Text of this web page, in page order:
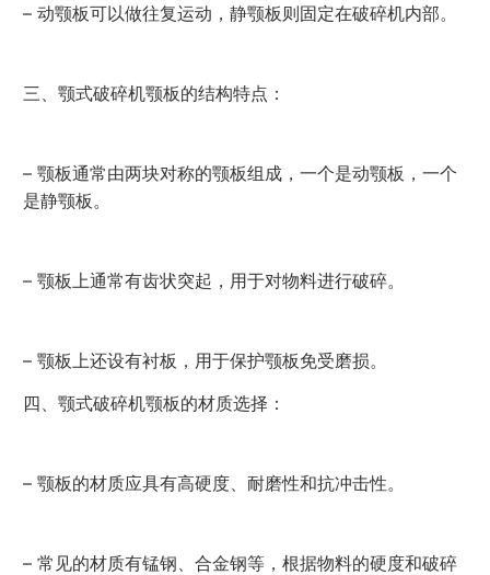
– 动颚板可以做往复运动，静颚板则固定在破碎机内部。
三、颚式破碎机颚板的结构特点：
– 颚板通常由两块对称的颚板组成，一个是动颚板，一个
是静颚板。
– 颚板上通常有齿状突起，用于对物料进行破碎。
– 颚板上还设有衬板，用于保护颚板免受磨损。
四、颚式破碎机颚板的材质选择：
– 颚板的材质应具有高硬度、耐磨性和抗冲击性。
– 常见的材质有锰钢、合金钢等，根据物料的硬度和破碎